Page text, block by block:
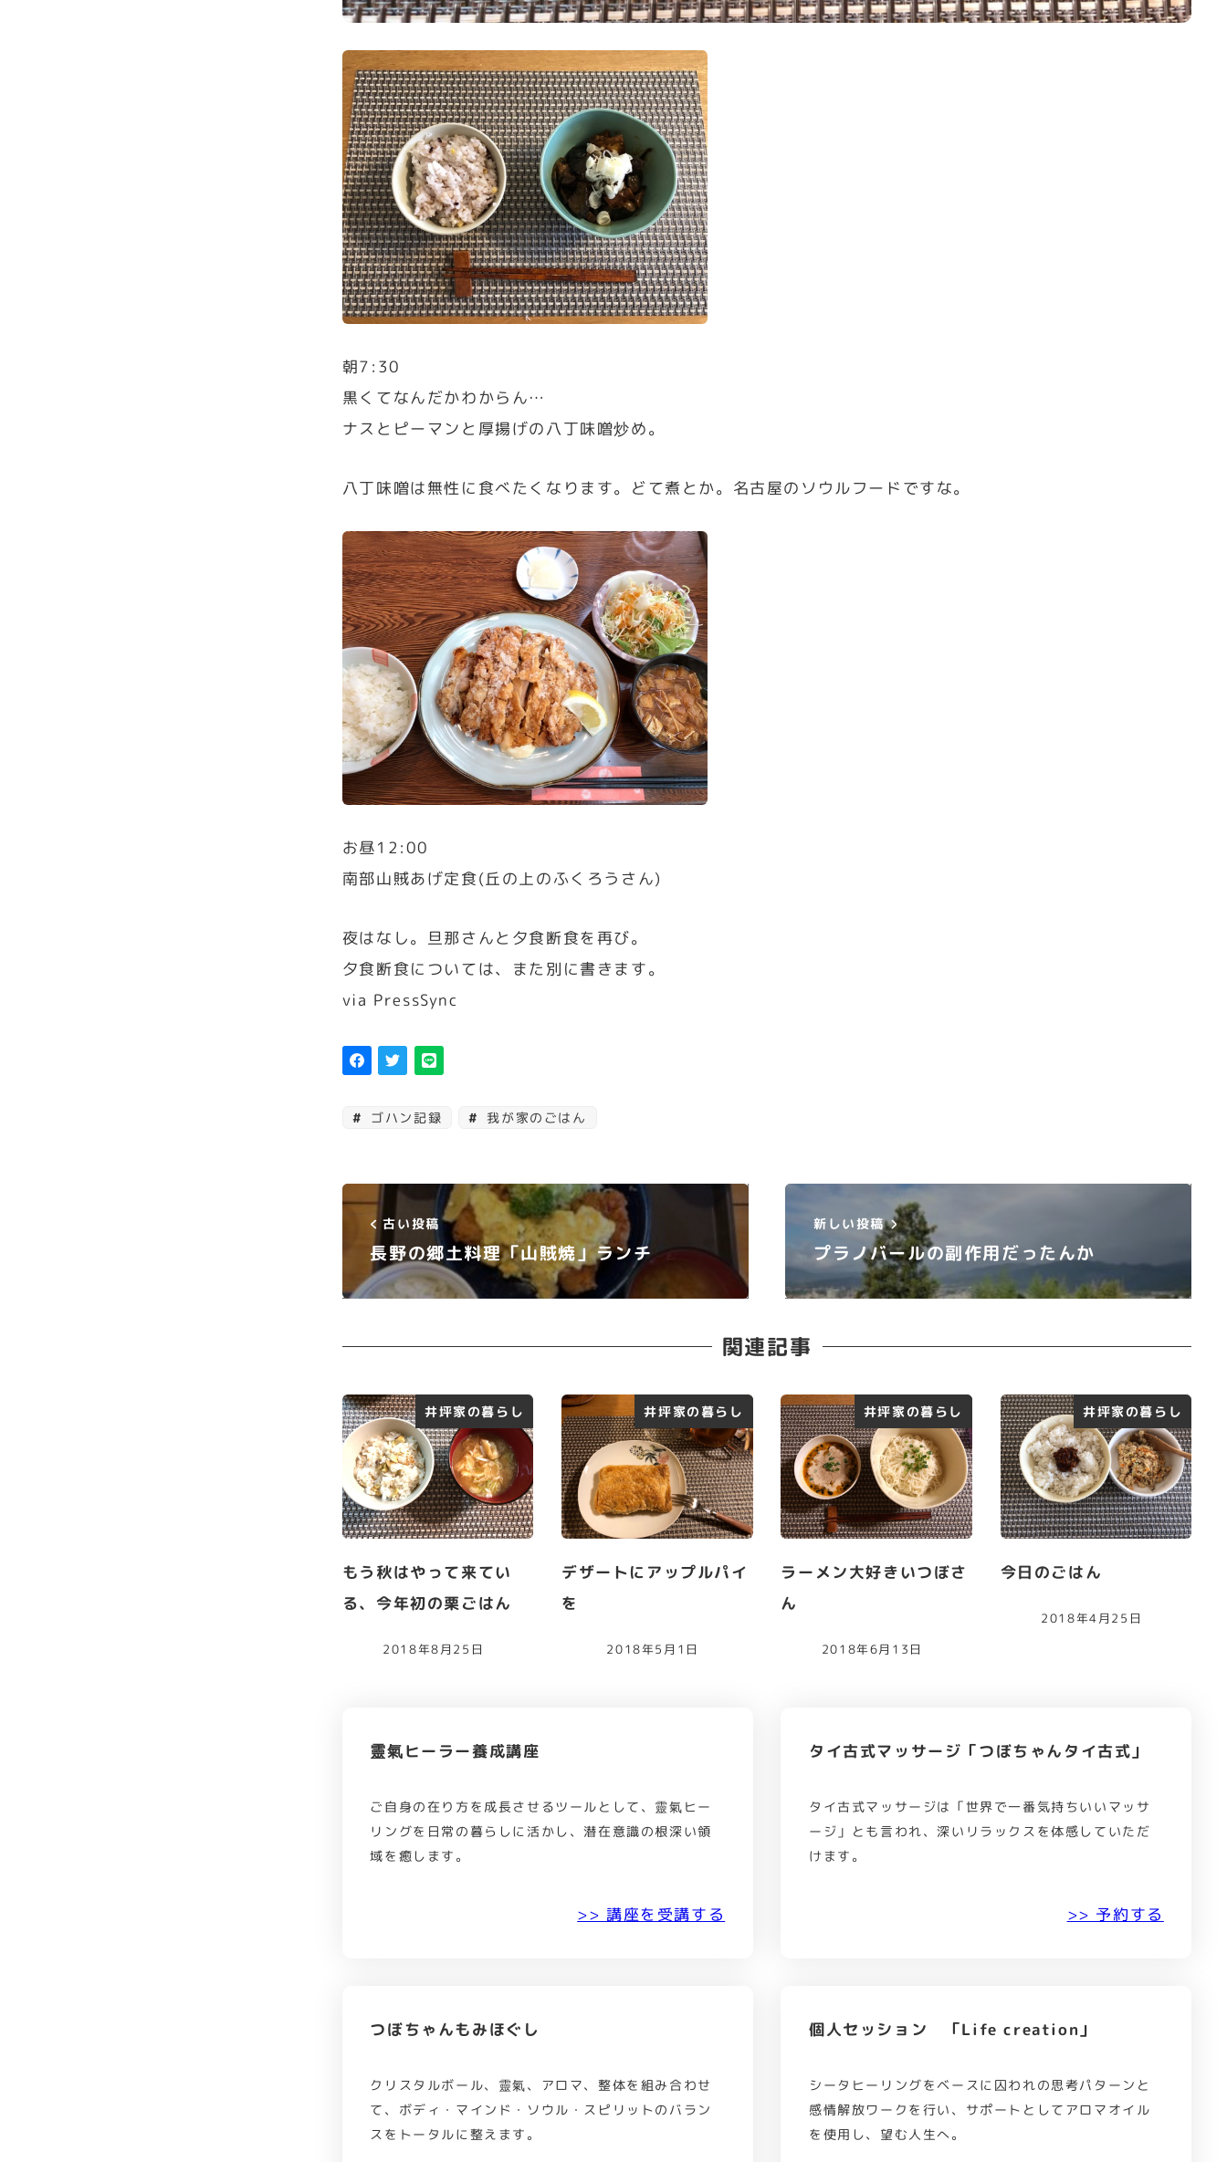
朝7:30
黒くてなんだかわからん…
ナスとピーマンと厚揚げの八丁味噌炒め。
八丁味噌は無性に食べたくなります。どて煮とか。名古屋のソウルフードですな。
お昼12:00
南部山賊あげ定食(丘の上のふくろうさん)
夜はなし。旦那さんと夕食断食を再び。
夕食断食については、また別に書きます。
via PressSync
ゴハン記録 我が家のごはん
古い投稿
長野の郷土料理「山賊焼」ランチ
新しい投稿
プラノバールの副作用だったんか
関連記事
井坪家の暮らし
もう秋はやって来てい
る、今年初の栗ごはん
2018年8月25日
井坪家の暮らし
デザートにアップルパイ
を
2018年5月1日
井坪家の暮らし
ラーメン大好きいつぼさ
ん
2018年6月13日
井坪家の暮らし
今日のごはん
2018年4月25日
靈氣ヒーラー養成講座
ご自身の在り方を成長させるツールとして、靈氣ヒー
リングを日常の暮らしに活かし、潜在意識の根深い領
域を癒します。
>> 講座を受講する
タイ古式マッサージ「つぼちゃんタイ古式」
タイ古式マッサージは「世界で一番気持ちいいマッサ
ージ」とも言われ、深いリラックスを体感していただ
けます。
>> 予約する
つぼちゃんもみほぐし
クリスタルボール、靈氣、アロマ、整体を組み合わせ
て、ボディ・マインド・ソウル・スピリットのバラン
スをトータルに整えます。
個人セッション 「Life creation」
シータヒーリングをベースに囚われの思考パターンと
感情解放ワークを行い、サポートとしてアロマオイル
を使用し、望む人生へ。